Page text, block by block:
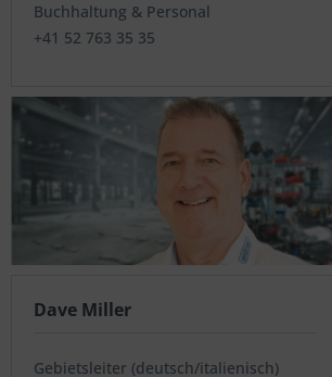
Buchhaltung & Personal
+41 52 763 35 35
Dave Miller
Gebietsleiter (deutsch/italienisch)